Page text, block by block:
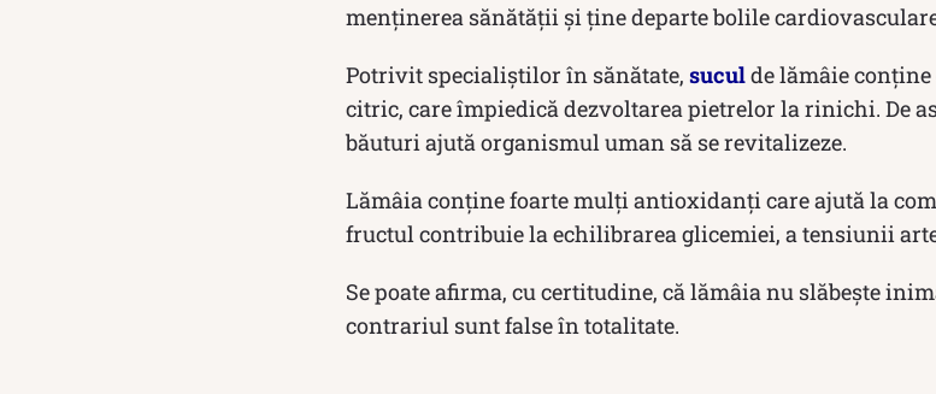
menținerea sănătății și ține departe bolile
Potrivit specialiștilor în sănătate, suculde lămâie
citric, care împiedică dezvoltarea pietrelor la rinichi. De
băuturi ajută organismul uman să se revitalizeze.
Lămâia conține foarte mulți antioxidanți care ajută la
fructul contribuie la echilibrarea glicemiei, a tensiunii
Se poate afirma, cu certitudine, că lămâia nu slăbește
contrariul sunt false în totalitate.